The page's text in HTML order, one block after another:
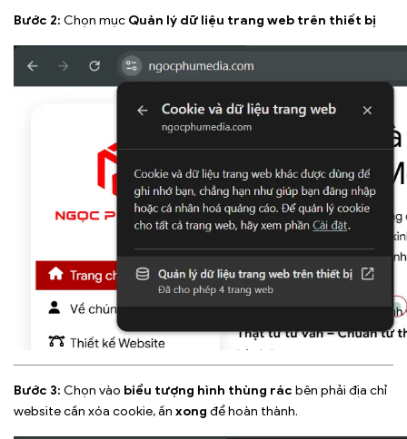
Bước 2: Chọn mục Quản lý dữ liệu trang web trên thiết bị
Bước 3: Chọn vào biểu tượng hình thùng rác bên phải địa chỉ
website cần xóa cookie, ấn xong để hoàn thành.